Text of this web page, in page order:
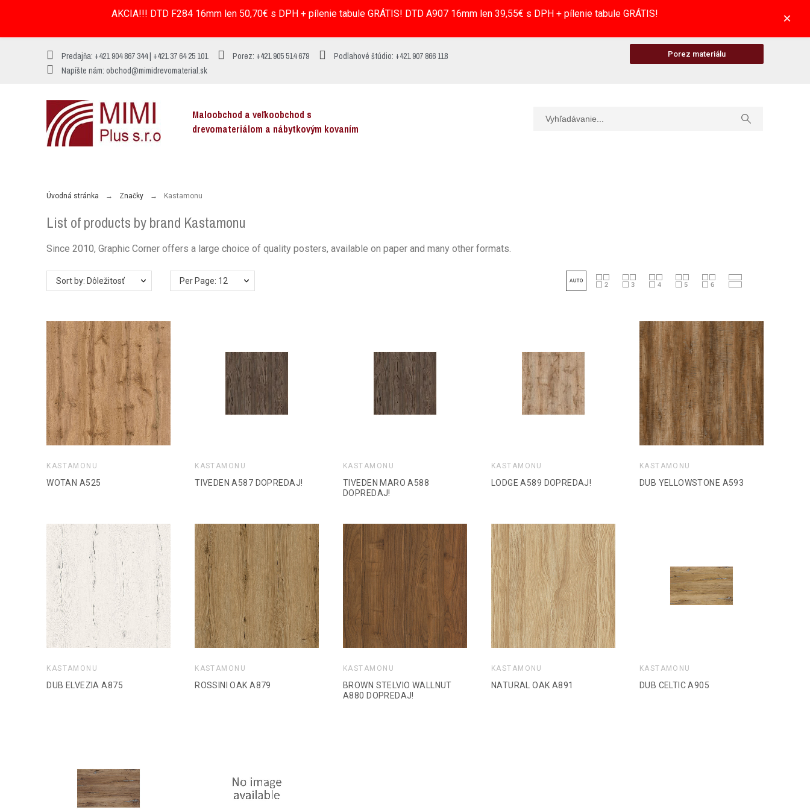
×
AKCIA!!! DTD F284 16mm len 50,70€ s DPH + pílenie tabule GRÁTIS! DTD A907 16mm len 39,55€ s DPH + pílenie tabule GRÁTIS!
Predajňa: +421 904 867 344 | +421 37 64 25 101 Porez: +421 905 514 679
Podlahové štúdio: +421 907 866 118
Napíšte nám: obchod@mimidrevomaterial.sk
Porez materiálu
Maloobchod a veľkoobchod s
drevomateriálom a nábytkovým kovaním
Úvodná stránka Značky Kastamonu
List of products by brand Kastamonu
Since 2010, Graphic Corner offers a large choice of quality posters, available on paper and many other formats.
Sort by: Dôležitosť Per Page: 12
KASTAMONU
WOTAN A525
KASTAMONU
TIVEDEN A587 DOPREDAJ!
KASTAMONU
TIVEDEN MARO A588
DOPREDAJ!
KASTAMONU
LODGE A589 DOPREDAJ!
KASTAMONU
DUB YELLOWSTONE A593
KASTAMONU
DUB ELVEZIA A875
KASTAMONU
ROSSINI OAK A879
KASTAMONU
BROWN STELVIO WALLNUT
A880 DOPREDAJ!
KASTAMONU
NATURAL OAK A891
KASTAMONU
DUB CELTIC A905